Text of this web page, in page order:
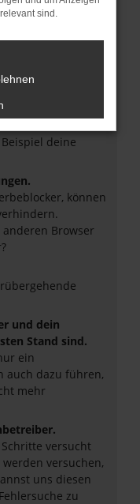
können:
deine
können
Browser
und dein
Stand sind.
ein
auch dazu führen,
mehr
versucht
versuchen,
uns diesen
zu
sind.